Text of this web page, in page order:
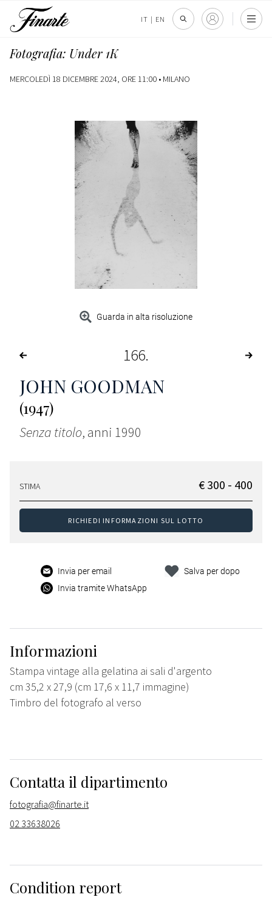
IT | EN
Fotografia: Under 1K
MERCOLEDÌ 18 DICEMBRE 2024, ORE 11:00 • MILANO
Guarda in alta risoluzione
166
JOHN GOODMAN
(1947)
Senza titolo, anni 1990
STIMA € 300 - 400
RICHIEDI INFORMAZIONI SUL LOTTO
Invia per email
Invia tramite WhatsApp
Salva per dopo
Informazioni
Stampa vintage alla gelatina ai sali d'argento
cm 35,2 x 27,9 (cm 17,6 x 11,7 immagine)
Timbro del fotografo al verso
Contatta il dipartimento
fotografia@finarte.it
02 33638026
Condition report